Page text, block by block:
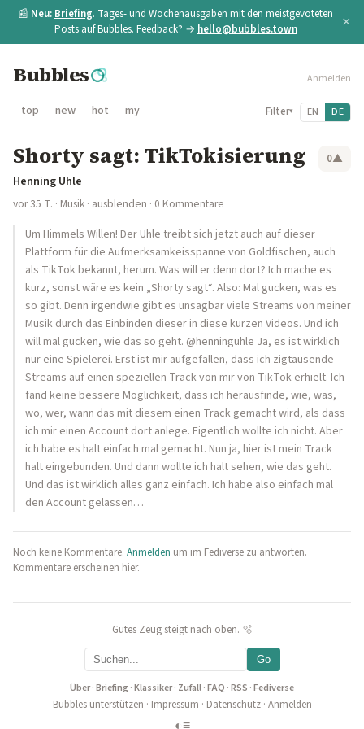
📰 Neu: Briefing. Tages- und Wochenausgaben mit den meistgevoteten
Posts auf Bubbles. Feedback? → hello@bubbles.town ×
Bubbles Anmelden
top new hot my Filter▾ EN DE
Shorty sagt: TikTokisierung 0▲
Henning Uhle
vor 35 T. · Musik · ausblenden · 0 Kommentare
Um Himmels Willen! Der Uhle treibt sich jetzt auch auf dieser
Plattform für die Aufmerksamkeisspanne von Goldfischen, auch
als TikTok bekannt, herum. Was will er denn dort? Ich mache es
kurz, sonst wäre es kein „Shorty sagt“. Also: Mal gucken, was es
so gibt. Denn irgendwie gibt es unsagbar viele Streams von meiner
Musik durch das Einbinden dieser in diese kurzen Videos. Und ich
will mal gucken, wie das so geht. @henninguhle Ja, es ist wirklich
nur eine Spielerei. Erst ist mir aufgefallen, dass ich zigtausende
Streams auf einen speziellen Track von mir von TikTok erhielt. Ich
fand keine bessere Möglichkeit, dass ich herausfinde, wie, was,
wo, wer, wann das mit diesem einen Track gemacht wird, als dass
ich mir einen Account dort anlege. Eigentlich wollte ich nicht. Aber
ich habe es halt einfach mal gemacht. Nun ja, hier ist mein Track
halt eingebunden. Und dann wollte ich halt sehen, wie das geht.
Und das ist wirklich alles ganz einfach. Ich habe also einfach mal
den Account gelassen…
Noch keine Kommentare. Anmelden um im Fediverse zu antworten.
Kommentare erscheinen hier.
Gutes Zeug steigt nach oben. 🫧
Go
Über·Briefing·Klassiker· Zufall·FAQ ·RSS ·Fediverse
Bubbles unterstützen · Impressum · Datenschutz· Anmelden
◐ ≡